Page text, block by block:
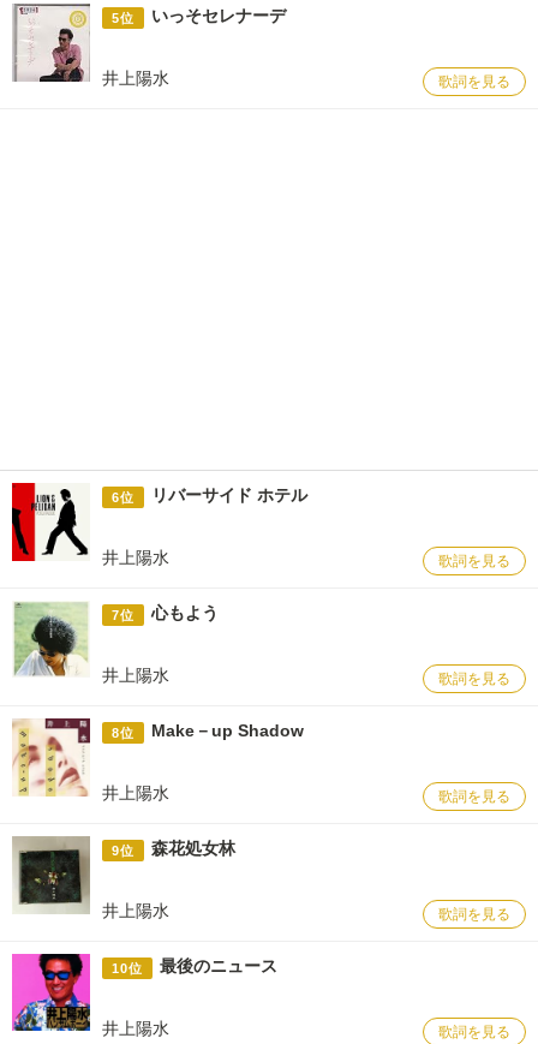
5位 いっそセレナーデ
井上陽水 歌詞を見る
6位 リバーサイド ホテル
井上陽水 歌詞を見る
7位 心もよう
井上陽水 歌詞を見る
8位 Make－up Shadow
井上陽水 歌詞を見る
9位 森花処女林
井上陽水 歌詞を見る
10位 最後のニュース
井上陽水 歌詞を見る